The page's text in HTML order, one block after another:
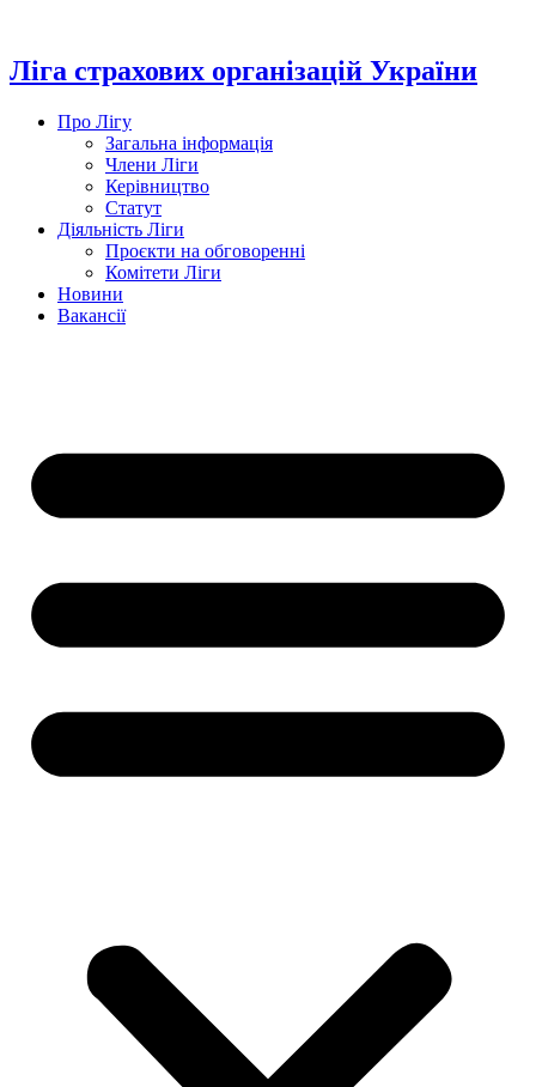
вмісту
Ліга страхових організацій України
Про Лігу
Загальна інформація
Члени Ліги
Керівництво
Статут
Діяльність Ліги
Проєкти на обговоренні
Комітети Ліги
Новини
Вакансії